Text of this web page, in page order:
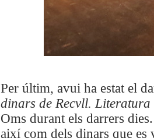
Per últim, avui ha estat el
dinars de Recvll.
Oms durant els darrers
així com dels dinars que es